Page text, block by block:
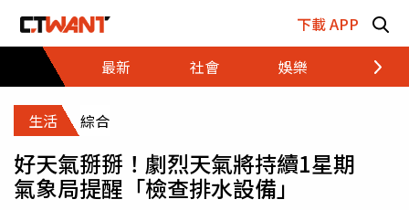
下載 APP
最新
社會 娛樂 財經
生活 綜合
好天氣掰掰！劇烈天氣將持續1星期
氣象局提醒「檢查排水設備」